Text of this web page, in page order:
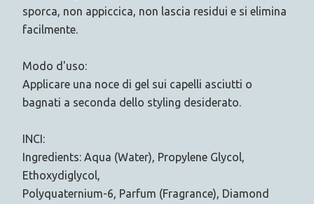
sporca, non appiccica, non lascia residui e si elimina
facilmente.
Modo d'uso:
Applicare una noce di gel sui capelli asciutti o
bagnati a seconda dello styling desiderato.
INCI:
Ingredients: Aqua (Water), Propylene Glycol,
Ethoxydiglycol,
Polyquaternium-6, Parfum (Fragrance), Diamond